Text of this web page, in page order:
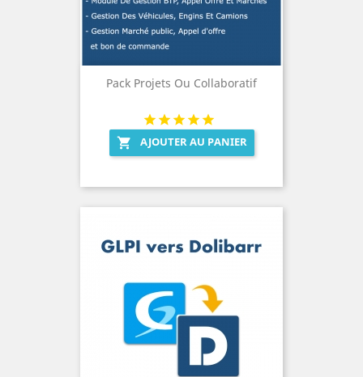
Pack Projets Ou Collaboratif
 AJOUTER AU PANIER